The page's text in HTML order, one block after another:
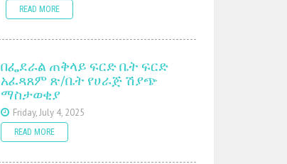
READ MORE
በፌደራል ጠቅላይ ፍርድ ቤት ፍርድ
አፈጻጸም ጽ/ቤት የሀራጅ ሽያጭ
ማስታወቂያ
Friday, July 4, 2025
READ MORE